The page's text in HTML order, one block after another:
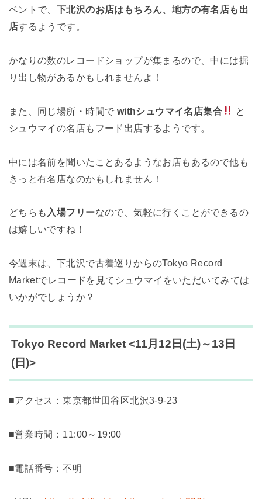
ベントで、 下北沢のお店はもちろん、地方の有名店も出
店するようです。
かなりの数のレコードショップが集まるので、中には掘
り出し物があるかもしれませんよ！
また、同じ場所・時間で withシュウマイ名店集合
と
シュウマイの名店もフード出店するようです。
中には名前を聞いたことあるようなお店もあるので他も
きっと有名店なのかもしれません！
どちらも 入場フリーなので、気軽に行くことができるの
は嬉しいですね！
今週末は、下北沢で古着巡りからのTokyo Record
Marketでレコードを見てシュウマイをいただいてみては
いかがでしょうか？
Tokyo Record Market <11月12日(土)～13日
(日)>
■アクセス：東京都世⽥⾕区北沢3-9-23
■営業時間：11:00～19:00
■電話番号：不明